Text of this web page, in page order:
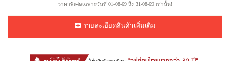
ราคาพิเศษเฉพาะวันที่ 01-08-69 ถึง 31-08-69 เท่านั้น!
รายละเอียดสินค้าเพิ่มเติม